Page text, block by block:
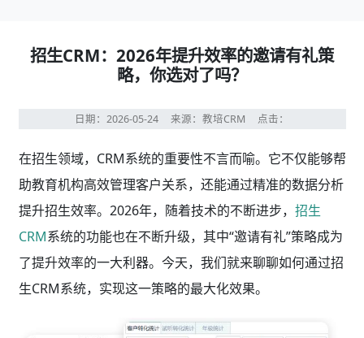
招生CRM：2026年提升效率的邀请有礼策
略，你选对了吗？
日期：2026-05-24 来源：教培CRM 点击：
在招生领域，CRM系统的重要性不言而喻。它不仅能够帮
助教育机构高效管理客户关系，还能通过精准的数据分析
提升招生效率。2026年，随着技术的不断进步， 招生
CRM系统的功能也在不断升级，其中“邀请有礼”策略成为
了提升效率的一大利器。今天，我们就来聊聊如何通过招
生CRM系统，实现这一策略的最大化效果。